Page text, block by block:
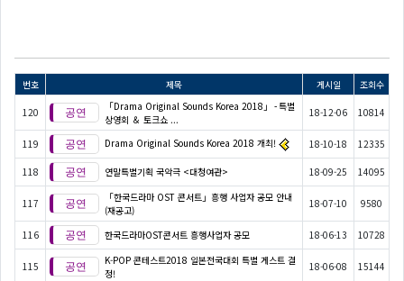
번호 제목 게시일 조회수
120
「Drama Original Sounds Korea 2018」 - 특별
상영회 ＆ 토크쇼 ...
18-12-06 10814
119 Drama Original Sounds Korea 2018 개최! 18-10-18 12335
118 연말특별기획 국악극 <대청여관> 18-09-25 14095
117
「한국드라마 OST 콘서트」흥행 사업자 공모 안내
(재공고)
18-07-10 9580
116 한국드라마OST콘서트 흥행사업자 공모 18-06-13 10728
115
K-POP 콘테스트2018 일본전국대회 특별 게스트 결
정!
18-06-08 15144